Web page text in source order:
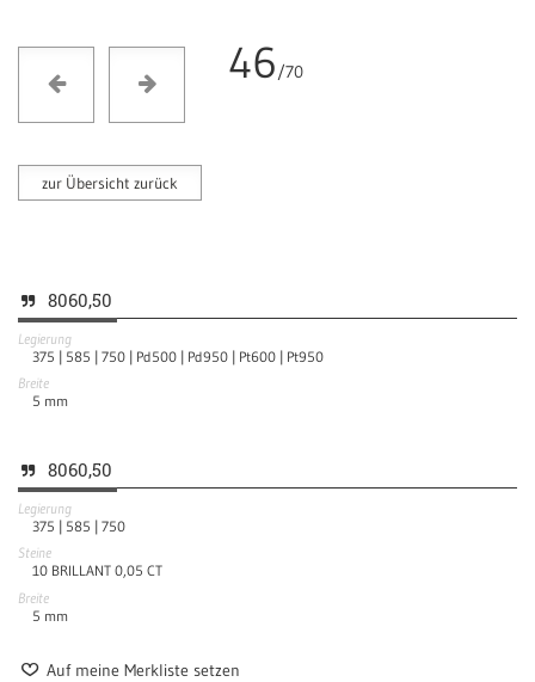
46/70
zur Übersicht zurück
8060,50
Legierung
375 | 585 | 750 | Pd500 | Pd950 | Pt600 | Pt950
Breite
5 mm
8060,50
Legierung
375 | 585 | 750
Steine
10 BRILLANT 0,05 CT
Breite
5 mm
Auf meine Merkliste setzen